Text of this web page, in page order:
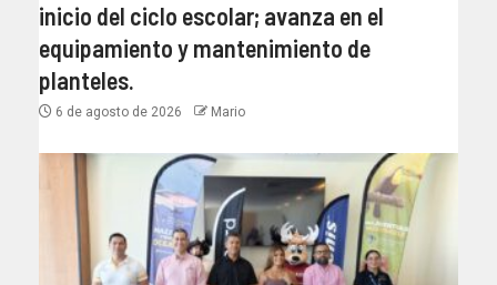
inicio del ciclo escolar; avanza en el
equipamiento y mantenimiento de
planteles.
6 de agosto de 2026 Mario